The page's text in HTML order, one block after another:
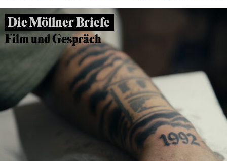
Die Möllner Briefe
Film und Gespräch